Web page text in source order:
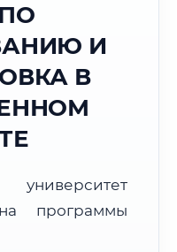
☀️ +34°C, Ясно
И
В
программы